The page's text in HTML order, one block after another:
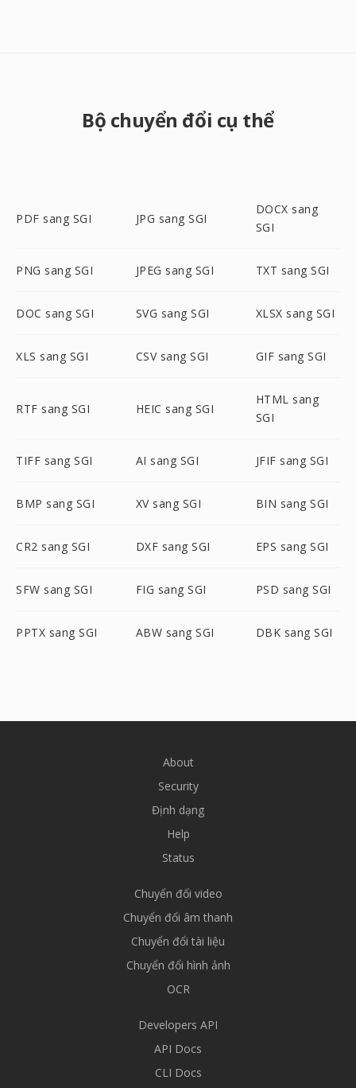
Bộ chuyển đổi cụ thể
PDF sang SGI JPG sang SGI
DOCX sang
SGI
PNG sang SGI JPEG sang SGI TXT sang SGI
DOC sang SGI SVG sang SGI XLSX sang SGI
XLS sang SGI CSV sang SGI GIF sang SGI
RTF sang SGI HEIC sang SGI
HTML sang
SGI
TIFF sang SGI AI sang SGI JFIF sang SGI
BMP sang SGI XV sang SGI BIN sang SGI
CR2 sang SGI DXF sang SGI EPS sang SGI
SFW sang SGI FIG sang SGI PSD sang SGI
PPTX sang SGI ABW sang SGI DBK sang SGI
About
Security
Định dạng
Help
Status
Chuyển đổi video
Chuyển đổi âm thanh
Chuyển đổi tài liệu
Chuyển đổi hình ảnh
OCR
Developers API
API Docs
CLI Docs